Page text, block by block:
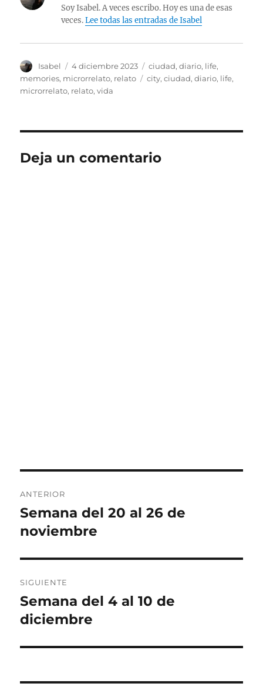
Soy Isabel. A veces escribo. Hoy es una de esas
veces.Lee todas las entradas de Isabel
Autor
Isabel
Publicado
el
4 diciembre 2023 Categorías
ciudad,diario, life,
memories, microrrelato, relato Etiquetas
city,ciudad,diario, life,
microrrelato, relato,vida
Deja un comentario
de
entradas
ANTERIOR
Entrada
anterior:
Semana del 20 al 26 de
noviembre
SIGUIENTE
Entrada
siguiente:
Semana del 4 al 10 de
diciembre